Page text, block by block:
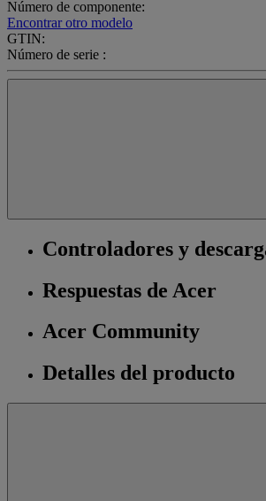
Número de componente:
Encontrar otro modelo
GTIN:
Número de serie :
Controladores y
Respuestas de Acer
Acer Community
Detalles del producto